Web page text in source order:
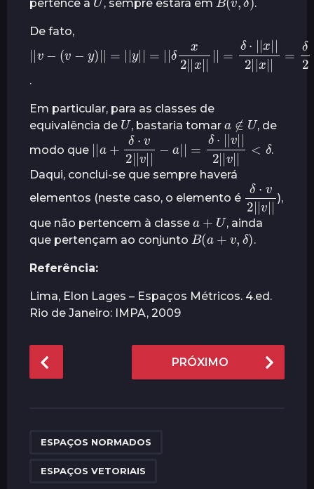
pertence a
, sempre estará em .
De fato,
||v
−
(v
−
y
)||=
||y
||=
||δ
x
2
||x
||||=
δ
⋅||x
||2
||x
||=
δ
2
<
δ
.
Em particular, para as classes de
equivalência de
U
, bastaria tomar
∉ U
, de
modo que
|| v v| |
−a| |= v | |v | <δ
.
Daqui, conclui-se que sempre haverá
elementos (neste caso, o elemento é
δ⋅ v 2
|v ||
),
que não pertencem à classe
U
, ainda
que pertençam ao conjunto
B( a+ v,δ)
.
Referência:
Lima, Elon Lages – Espaços Métricos. 4.ed.
Rio de Janeiro: IMPA, 2009
o
PRÓXIMO
ESPAÇOS NORMADOS
ESPAÇOS VETORIAIS